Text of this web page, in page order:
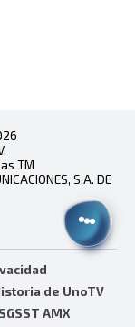
TM
S.A. DE
de UnoTV
SGSST AMX